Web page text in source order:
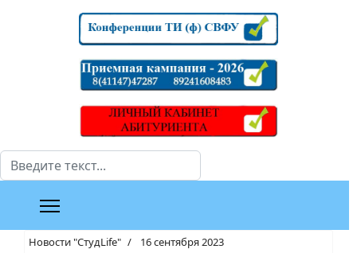
Поиск
Новости "СтудLife" 16 сентября 2023